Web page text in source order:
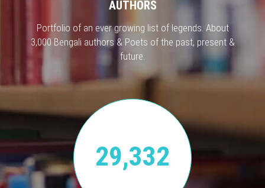
AUTHORS
Portfolio of an ever growing list of legends. About
3,000 Bengali authors & Poets of the past, present &
future.
29,332